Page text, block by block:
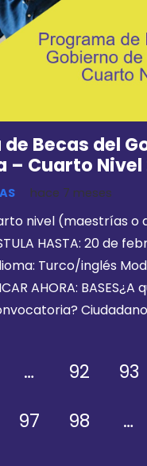
Becas del
– Cuarto Nivel
hace 7 meses
nivel (maestrías o
HASTA: 20 de
Turco/inglés
AHORA: BASES¿A
… 92 93
97 98 …